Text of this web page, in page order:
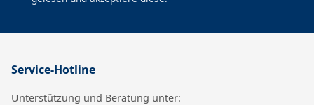
Service-Hotline
Unterstützung und Beratung unter: